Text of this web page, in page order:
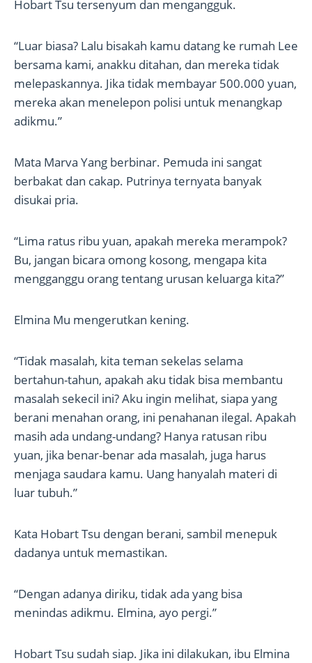
Hobart Tsu tersenyum dan mengangguk.
“Luar biasa? Lalu bisakah kamu datang ke rumah Lee
bersama kami, anakku ditahan, dan mereka tidak
melepaskannya. Jika tidak membayar 500.000 yuan,
mereka akan menelepon polisi untuk menangkap
adikmu.”
Mata Marva Yang berbinar. Pemuda ini sangat
berbakat dan cakap. Putrinya ternyata banyak
disukai pria.
“Lima ratus ribu yuan, apakah mereka merampok?
Bu, jangan bicara omong kosong, mengapa kita
mengganggu orang tentang urusan keluarga kita?”
Elmina Mu mengerutkan kening.
“Tidak masalah, kita teman sekelas selama
bertahun-tahun, apakah aku tidak bisa membantu
masalah sekecil ini? Aku ingin melihat, siapa yang
berani menahan orang, ini penahanan ilegal. Apakah
masih ada undang-undang? Hanya ratusan ribu
yuan, jika benar-benar ada masalah, juga harus
menjaga saudara kamu. Uang hanyalah materi di
luar tubuh.”
Kata Hobart Tsu dengan berani, sambil menepuk
dadanya untuk memastikan.
“Dengan adanya diriku, tidak ada yang bisa
menindas adikmu. Elmina, ayo pergi.”
Hobart Tsu sudah siap. Jika ini dilakukan, ibu Elmina